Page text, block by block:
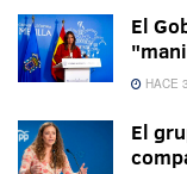
El
HACE
El